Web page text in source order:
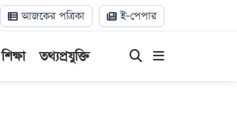
আজকের পত্রিকা ই-পেপার
শিক্ষা তথ্যপ্রযুক্তি